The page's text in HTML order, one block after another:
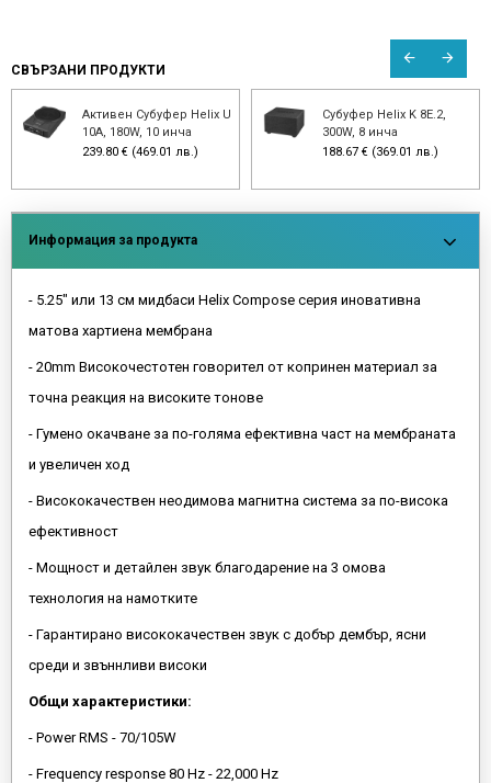
СВЪРЗАНИ ПРОДУКТИ
Активен Субуфер Helix U
10A, 180W, 10 инча
239.80 € (469.01 лв.)
Субуфер Helix K 8E.2,
300W, 8 инча
188.67 € (369.01 лв.)
Информация за продукта
- 5.25" или 13 см мидбаси Helix Compose серия иновативна
матова хартиена мембрана
- 20mm Високочестотен говорител от копринен материал за
точна реакция на високите тонове
- Гумено окачване за по-голяма ефективна част на мембраната
и увеличен ход
- Висококачествен неодимова магнитна система за по-висока
ефективност
- Мощност и детайлен звук благодарение на 3 омова
технология на намотките
- Гарантирано висококачествен звук с добър дембър, ясни
среди и звъннливи високи
Общи характеристики:
- Power RMS - 70/105W
- Frequency response 80 Hz - 22,000 Hz